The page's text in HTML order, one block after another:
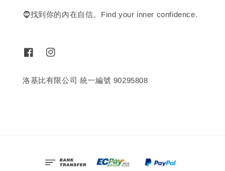
🧔找到你的內在自信。Find your inner confidence.
洛基比有限公司 統一編號 90295808